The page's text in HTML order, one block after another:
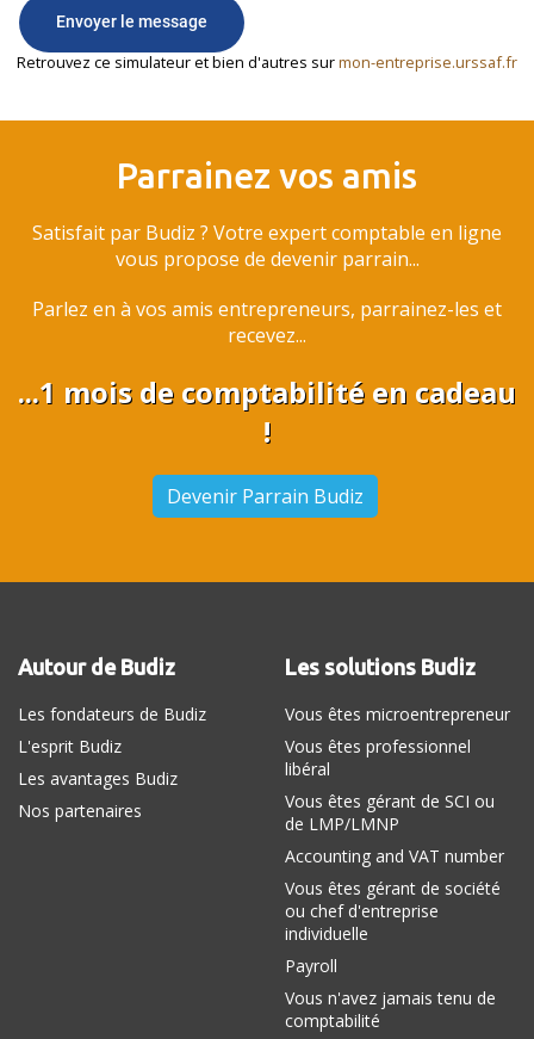
Retrouvez ce simulateur et bien d'autres surmon-entreprise.urssaf.fr
Parrainez vos amis
Satisfait par Budiz ? Votre expert comptable en ligne
vous propose de devenir parrain...
Parlez en à vos amis entrepreneurs, parrainez-les et
recevez...
...1 mois de comptabilité en cadeau
!
Devenir Parrain Budiz
Autour de Budiz
Les fondateurs de Budiz
L'esprit Budiz
Les avantages Budiz
Nos partenaires
Les solutions Budiz
Vous êtes microentrepreneur
Vous êtes professionnel
libéral
Vous êtes gérant de SCI ou
de LMP/LMNP
Accounting and VAT number
Vous êtes gérant de société
ou chef d'entreprise
individuelle
Payroll
Vous n'avez jamais tenu de
comptabilité